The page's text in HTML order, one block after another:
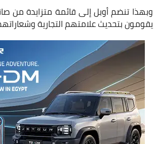
وبهذا تنضم أوبل إلى قائمة متزايدة من
يقومون بتحديث علامتهم التجارية